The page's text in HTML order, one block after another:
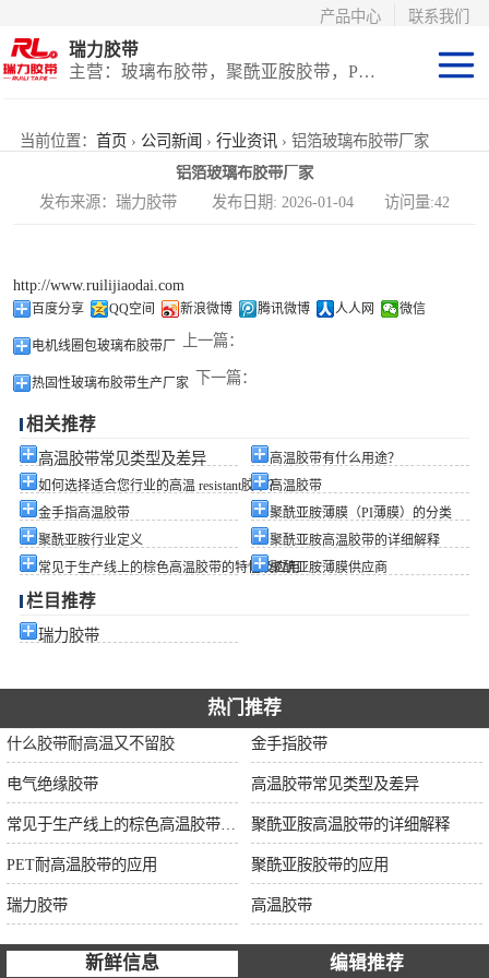
联系我们
产品中心
瑞力胶带
主营：玻璃布胶带，聚酰亚胺胶带，PET高温胶带，耐高温保护膜
当前位置： 首页 › 公司新闻 › 行业资讯 › 铝箔玻璃布胶带厂家
铝箔玻璃布胶带厂家
发布来源：瑞力胶带 发布日期: 2026-01-04 访问量:42
http://www.ruilijiaodai.com
百度分享 QQ空间 新浪微博 腾讯微博 人人网 微信
上一篇：
电机线圈包玻璃布胶带厂
下一篇：
热固性玻璃布胶带生产厂家
相关推荐
高温胶带常见类型及差异
高温胶带有什么用途？
如何选择适合您行业的高温 resistant胶带？高温胶带
金手指高温胶带
聚酰亚胺薄膜（PI薄膜）的分类
聚酰亚胺行业定义
聚酰亚胺高温胶带的详细解释
常见于生产线上的棕色高温胶带的特性及应用聚酰亚胺薄膜供应商
栏目推荐
瑞力胶带
热门推荐
什么胶带耐高温又不留胶 金手指胶带
电气绝缘胶带 高温胶带常见类型及差异
聚酰亚胺高温胶带的详细解释
PET耐高温胶带的应用 聚酰亚胺胶带的应用
瑞力胶带 高温胶带
新鲜信息 编辑推荐
聚酰亚胺系列
玻璃布胶带（特
（保护膜）
等离子热喷涂胶
带
防火陶瓷化硅胶
带